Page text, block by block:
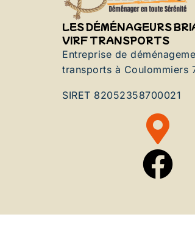
LES DÉMÉNAGEURS
VIRF TRANSPORTS
Entreprise de
transports à Coulommiers
SIRET 82052358700021